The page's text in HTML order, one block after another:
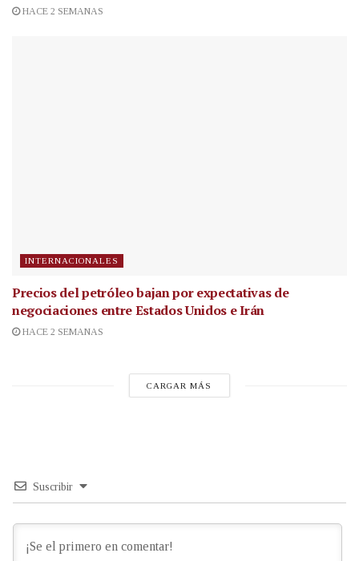
HACE 2 SEMANAS
INTERNACIONALES
Precios del petróleo bajan por expectativas de
negociaciones entre Estados Unidos e Irán
HACE 2 SEMANAS
CARGAR MÁS
Suscribir